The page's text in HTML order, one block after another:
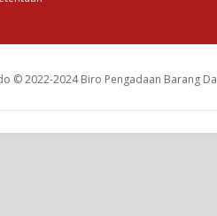
© 2022-2024 Biro Pengadaan Barang